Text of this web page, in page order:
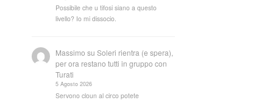
Possibile che u tifosi siano a questo
livello? Io mi dissocio.
Massimo suSoleri rientra (e spera),
per ora restano tutti in gruppo con
Turati
5 Agosto 2026
Servono cloun al circo potete